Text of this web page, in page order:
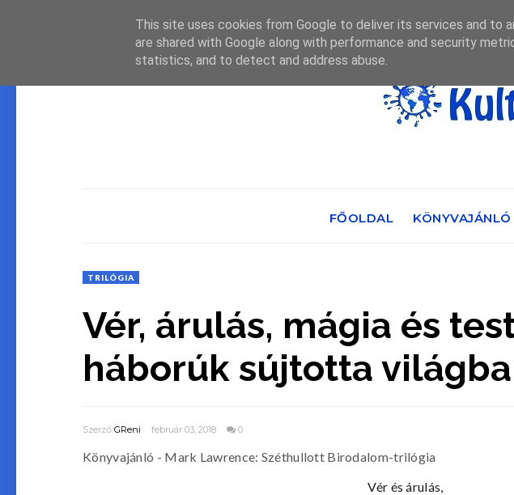
FŐOLDAL KÖNYVAJÁNLÓ
TRILÓGIA
Vér, árulás, mágia és
háborúk sújtotta
Szerző GReni február 03, 2018 0
Könyvajánló - Mark Lawrence: Széthullott Birodalom-trilógia
Vér és árulás,
This site uses cookies from Google to deliver its services and to
are shared with Google along with performance and security
statistics, and to detect and address abuse.